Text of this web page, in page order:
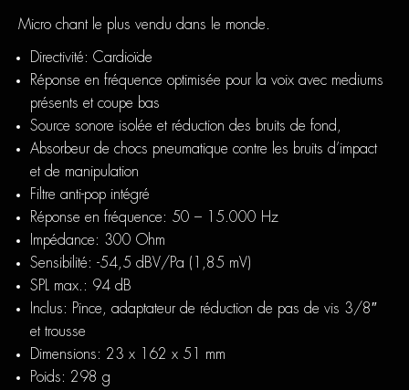
Micro chant le plus vendu dans le monde.
Directivité: Cardioïde
Réponse en fréquence optimisée pour la voix avec mediums
présents et coupe bas
Source sonore isolée et réduction des bruits de fond,
Absorbeur de chocs pneumatique contre les bruits d’impact
et de manipulation
Filtre anti-pop intégré
Réponse en fréquence: 50 – 15.000 Hz
Impédance: 300 Ohm
Sensibilité: -54,5 dBV/Pa (1,85 mV)
SPL max.: 94 dB
Inclus: Pince, adaptateur de réduction de pas de vis 3/8″
et trousse
Dimensions: 23 x 162 x 51 mm
Poids: 298 g